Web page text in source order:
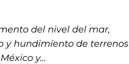
del nivel del mar,
y hundimiento de terrenos
y...